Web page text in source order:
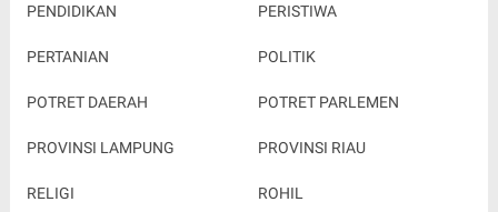
PENDIDIKAN PERISTIWA
PERTANIAN POLITIK
POTRET DAERAH POTRET PARLEMEN
PROVINSI LAMPUNG PROVINSI RIAU
RELIGI ROHIL